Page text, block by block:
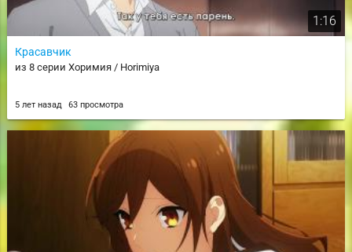
1:16
Красавчик
из 8 серии Хоримия / Horimiya
5 лет назад 63 просмотра